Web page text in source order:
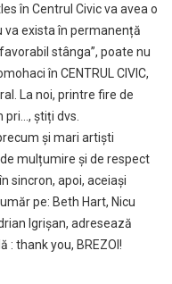
în Centrul Civic va avea o
va exista în permanență
stânga”, poate nu
în CENTRUL CIVIC,
La noi, printre fire de
știți dvs.
și mari artiști
mulțumire și de respect
sincron, apoi, aceiași
pe: Beth Hart, Nicu
Igrișan, adresează
thank you, BREZOI!